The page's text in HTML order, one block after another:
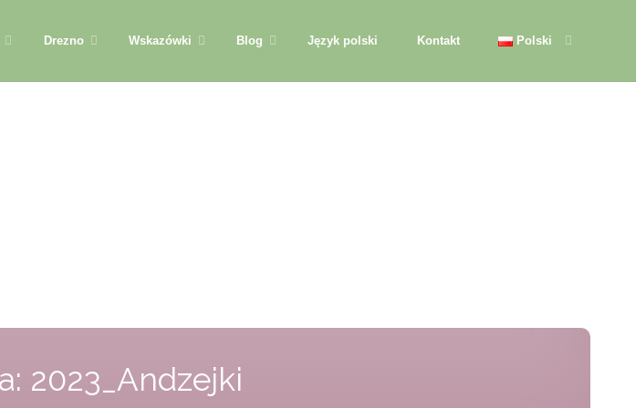
Drezno Wskazówki Blog Język polski Kontakt Polski
2023_Andzejki